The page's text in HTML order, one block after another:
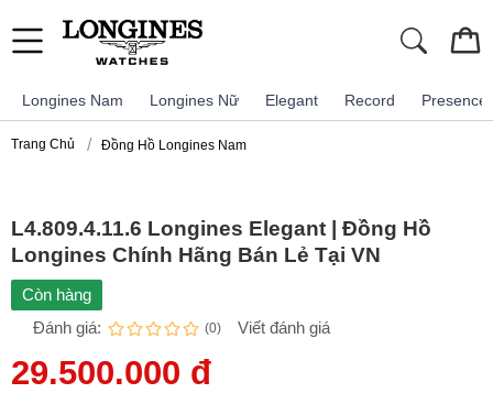
Longines Nam Longines Nữ Elegant Record Presence
Trang Chủ Đồng Hồ Longines Nam
L4.809.4.11.6 Longines Elegant | Đồng Hồ
Longines Chính Hãng Bán Lẻ Tại VN
Còn hàng
Đánh giá:
(0) Viết đánh giá
29.500.000 đ